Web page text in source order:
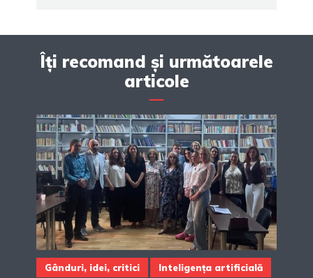
Îți recomand și următoarele
articole
Gânduri, idei, critici Inteligența artificială